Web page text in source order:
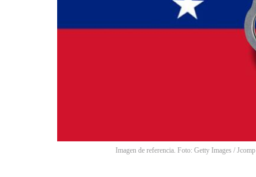
Imagen de referencia. Foto: Getty Images / Jcomp